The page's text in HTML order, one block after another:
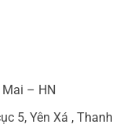
– HN
5, Yên Xá , Thanh